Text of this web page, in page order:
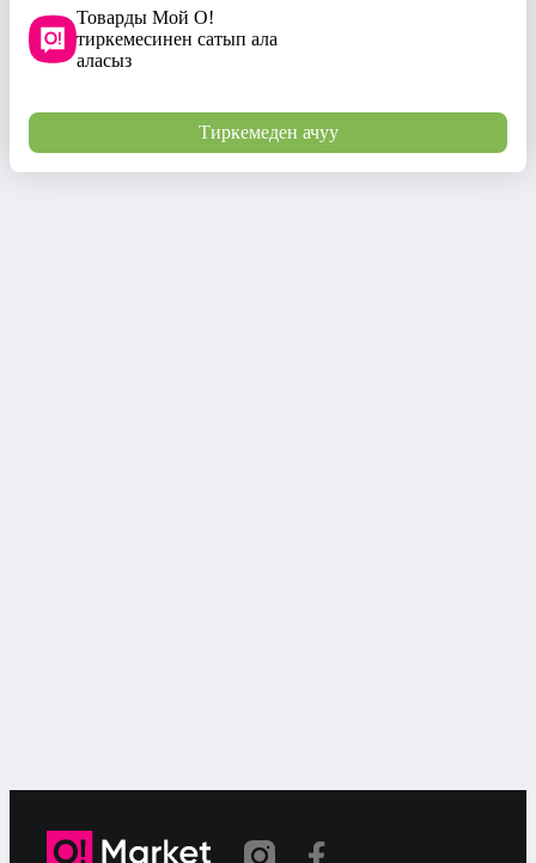
Товарды Мой О!
тиркемесинен сатып ала
аласыз
Тиркемеден ачуу